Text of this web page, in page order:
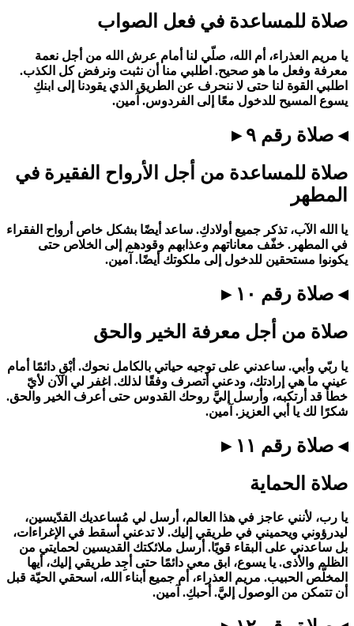
صلاة للمساعدة في فعل الصواب
يا مريم العذراء، أم الله، صلّي لنا أمام عرش الله من أجل نعمة
معرفة وفعل ما هو صحيح. اطلبي منا أن نثبت ونرفض كل الكذب.
اطلبي القوة لنا حتى لا ننحرف عن الطريق الذي يقودنا إلى ابنكِ
يسوع المسيح للدخول معًا إلى الفردوس. آمين.
◂ صلاة رقم ٩ ▸
صلاة للمساعدة من أجل الأرواح الفقيرة في
المطهر
يا الله الآب، تذكر جميع أولادكِ. ساعد أيضًا بشكل خاص أرواح الفقراء
في المطهر. خفّف معاناتهم وعذابهم وقودهم إلى الخلاص حتى
يكونوا مستحقين للدخول إلى ملكوتك أيضًا. آمين.
◂ صلاة رقم ١٠ ▸
صلاة من أجل معرفة الخير والحق
يا ربّي وأبي. ساعدني على توجيه حياتي بالكامل نحوك. أبْقِ دائمًا أمام
عيني ما هي إرادتك، ودعني أتصرف وفقًا لذلك. اغفر لي الآن لأيّ
خطأ قد أرتكبه، وأرسل إليَّ روحك القدوس حتى أعرف الخير والحق.
شكرًا لك يا أبي العزيز. آمين.
◂ صلاة رقم ١١ ▸
صلاة الحماية
يا رب، لأنني عاجز في هذا العالم، أرسل لي مُساعديك القدّيسين،
ليدرؤوني ويحميني في طريقي إليك. لا تدعني أسقط في الإغراءات،
بل ساعدني على البقاء قويًا. أرسل ملائكتك القديسين لحمايتي من
الظلم والأذى. يا يسوع، ابق معي دائمًا حتى أجِد طريقي إليك، أيها
المخلّص الحبيب. مريم العذراء، أم جميع أبناء الله، اسحقي الحيّة قبل
أن تتمكن من الوصول إليَّ. أحبكِ. آمين.